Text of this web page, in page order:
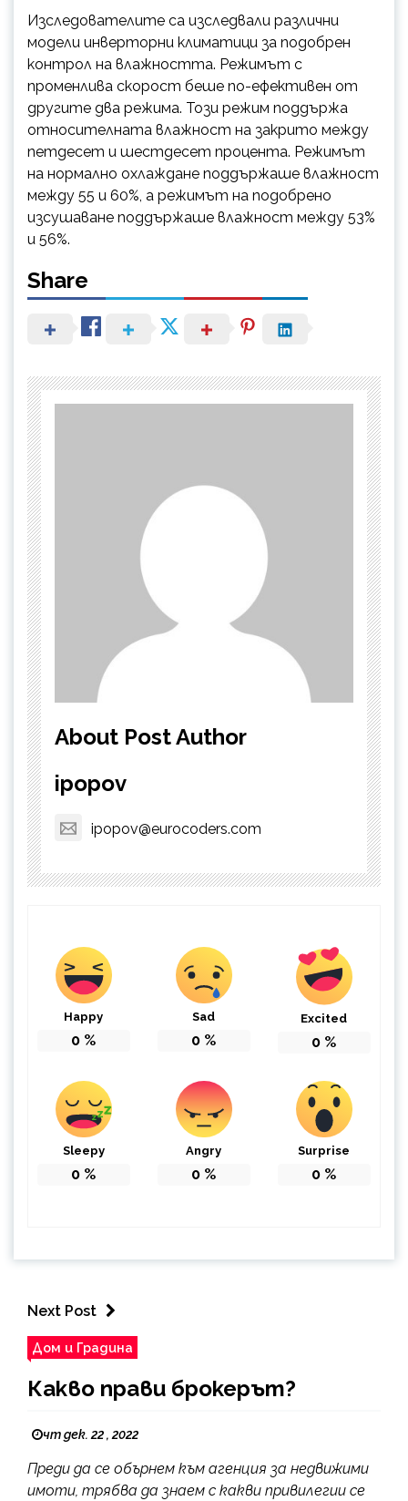
Изследователите са изследвали различни
модели инверторни климатици за подобрен
контрол на влажността. Режимът с
променлива скорост беше по-ефективен от
другите два режима. Този режим поддържа
относителната влажност на закрито между
петдесет и шестдесет процента. Режимът
на нормално охлаждане поддържаше влажност
между 55 и 60%, а режимът на подобрено
изсушаване поддържаше влажност между 53%
и 56%.
Share
About Post Author
ipopov
ipopov@eurocoders.com
Happy
0 %
Sad
0 %
Excited
0 %
Sleepy
0 %
Angry
0 %
Surprise
0 %
Next Post
Дом и Градина
Какво прави брокерът?
чт дек. 22 , 2022
Преди да се обърнем към агенция за недвижими
имоти, трябва да знаем с какви привилегии се